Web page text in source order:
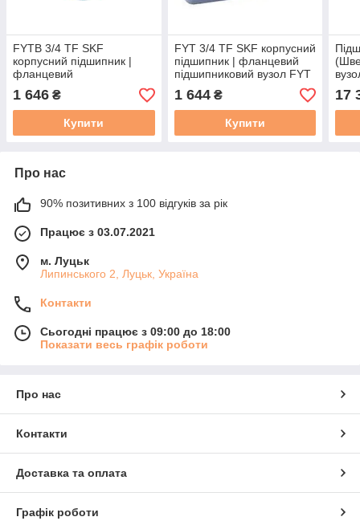
FYTB 3/4 TF SKF
корпусний підшипник |
фланцевий
підшипниковий вузол
FYTB3/4TF
1 646 ₴
Купити
FYT 3/4 TF SKF корпусний
підшипник | фланцевий
підшипниковий вузол FYT
3/4 TF
1 644₴
Купити
17
Про нас
90% позитивних з 100 відгуків за рік
Працює з 03.07.2021
м. Луцьк
Липинського 2, Луцьк, Україна
Контакти
Сьогодні працює з 09:00 до 18:00
Показати весь графік роботи
Про нас
Контакти
Доставка та оплата
Графік роботи